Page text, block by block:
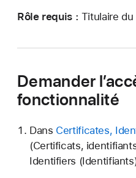
Rôle requis : Titulaire
Demander
fonctionnalité
Dans Certificates,
(Certificats,
Identifiers